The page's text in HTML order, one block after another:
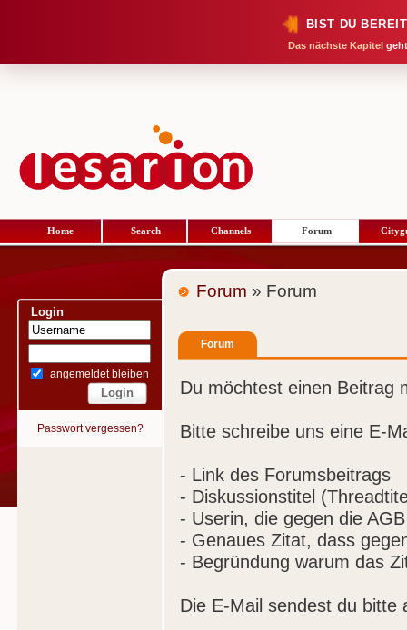
BIST DU
Das nächste Kapitel
Home Search Channels Forum
Login
angemeldet bleiben
Passwort vergessen?
Forum » Forum
Forum
Du möchtest einen Beitrag
Bitte schreibe uns eine E-
- Link des Forumsbeitrags
- Diskussionstitel
- Userin, die gegen die
- Genaues Zitat, dass
- Begründung warum das
Die E-Mail sendest du bitte